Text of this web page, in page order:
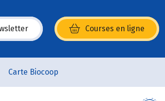
Courses en ligne
une nouvelle fenêtre)
Carte Biocoop